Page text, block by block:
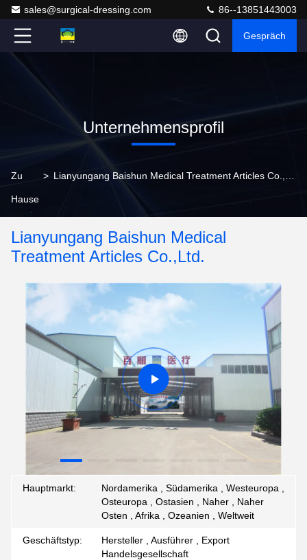
sales@surgical-dressing.com 86--13851443003
Gespräch
Unternehmensprofil
Zu
Hause
>
Lianyungang Baishun Medical
Treatment Articles Co.,Ltd.
Hauptmarkt:
Nordamerika , Südamerika , Westeuropa ,
Osteuropa , Ostasien , Naher , Naher
Osten , Afrika , Ozeanien , Weltweit
Geschäftstyp:
Hersteller , Ausführer , Export
Handelsgesellschaft